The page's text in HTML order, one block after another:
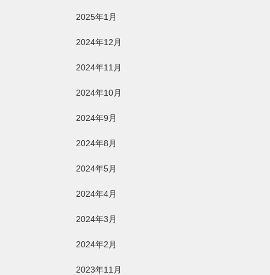
2025年1月
2024年12月
2024年11月
2024年10月
2024年9月
2024年8月
2024年5月
2024年4月
2024年3月
2024年2月
2023年11月